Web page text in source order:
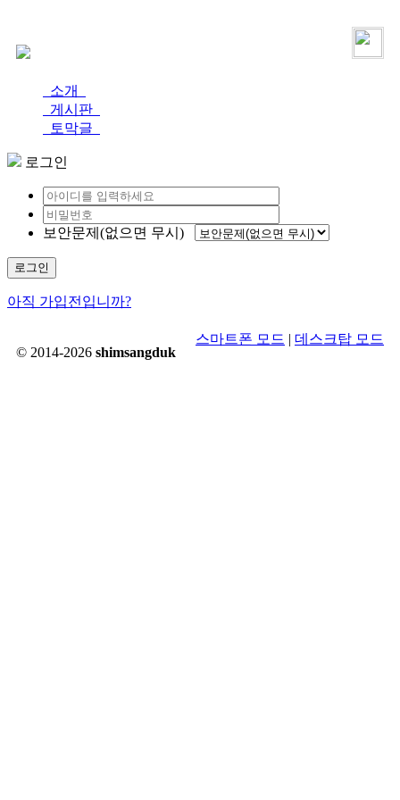
소개
게시판
토막글
로그인
보안문제(없으면 무시)
로그인
아직 가입전입니까?
© 2014-2026 shimsangduk
스마트폰 모드 | 데스크탑 모드